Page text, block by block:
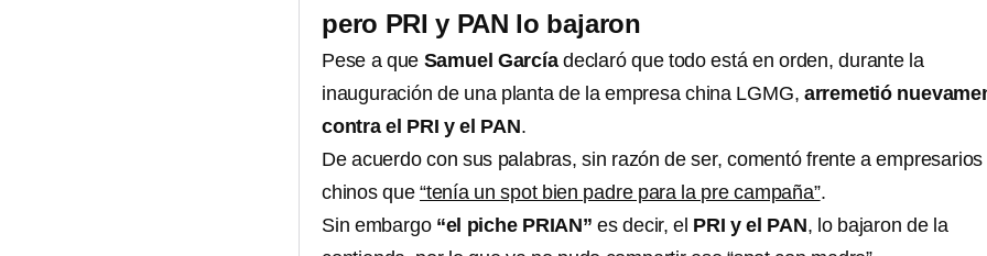
pero PRI y PAN lo bajaron
Pese a que Samuel Garcíadeclaró que todo está en orden, durante la
inauguración de una planta de la empresa china LGMG, arremetió
contra el PRI y el PAN.
De acuerdo con sus palabras, sin razón de ser, comentó frente a empresarios
chinos que “tenía un spot bien padre para la pre campaña”.
Sin embargo“el piche PRIAN” es decir, el PRI y el PAN, lo bajaron de la